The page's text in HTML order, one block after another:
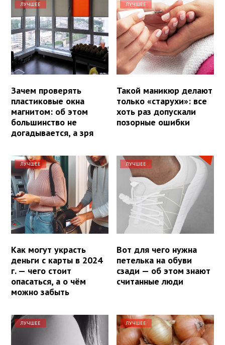
ЛУЧШЕЕ
Зачем проверять
пластиковые окна
магнитом: об этом
большинство не
догадывается, а зря
ЛУЧШЕЕ
Такой маникюр делают
только «старухи»: все
хоть раз допускали
позорные ошибки
ЛУЧШЕЕ
Как могут украсть
деньги с карты в 2024
г. — чего стоит
опасаться, а о чём
можно забыть
ЛУЧШЕЕ
Вот для чего нужна
петелька на обуви
сзади — об этом знают
считанные люди
ЛУЧШЕЕ ЛУЧШЕЕ